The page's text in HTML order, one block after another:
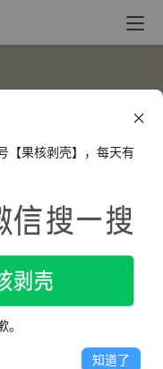
留下～
【果核剥壳】，每天有
知道了